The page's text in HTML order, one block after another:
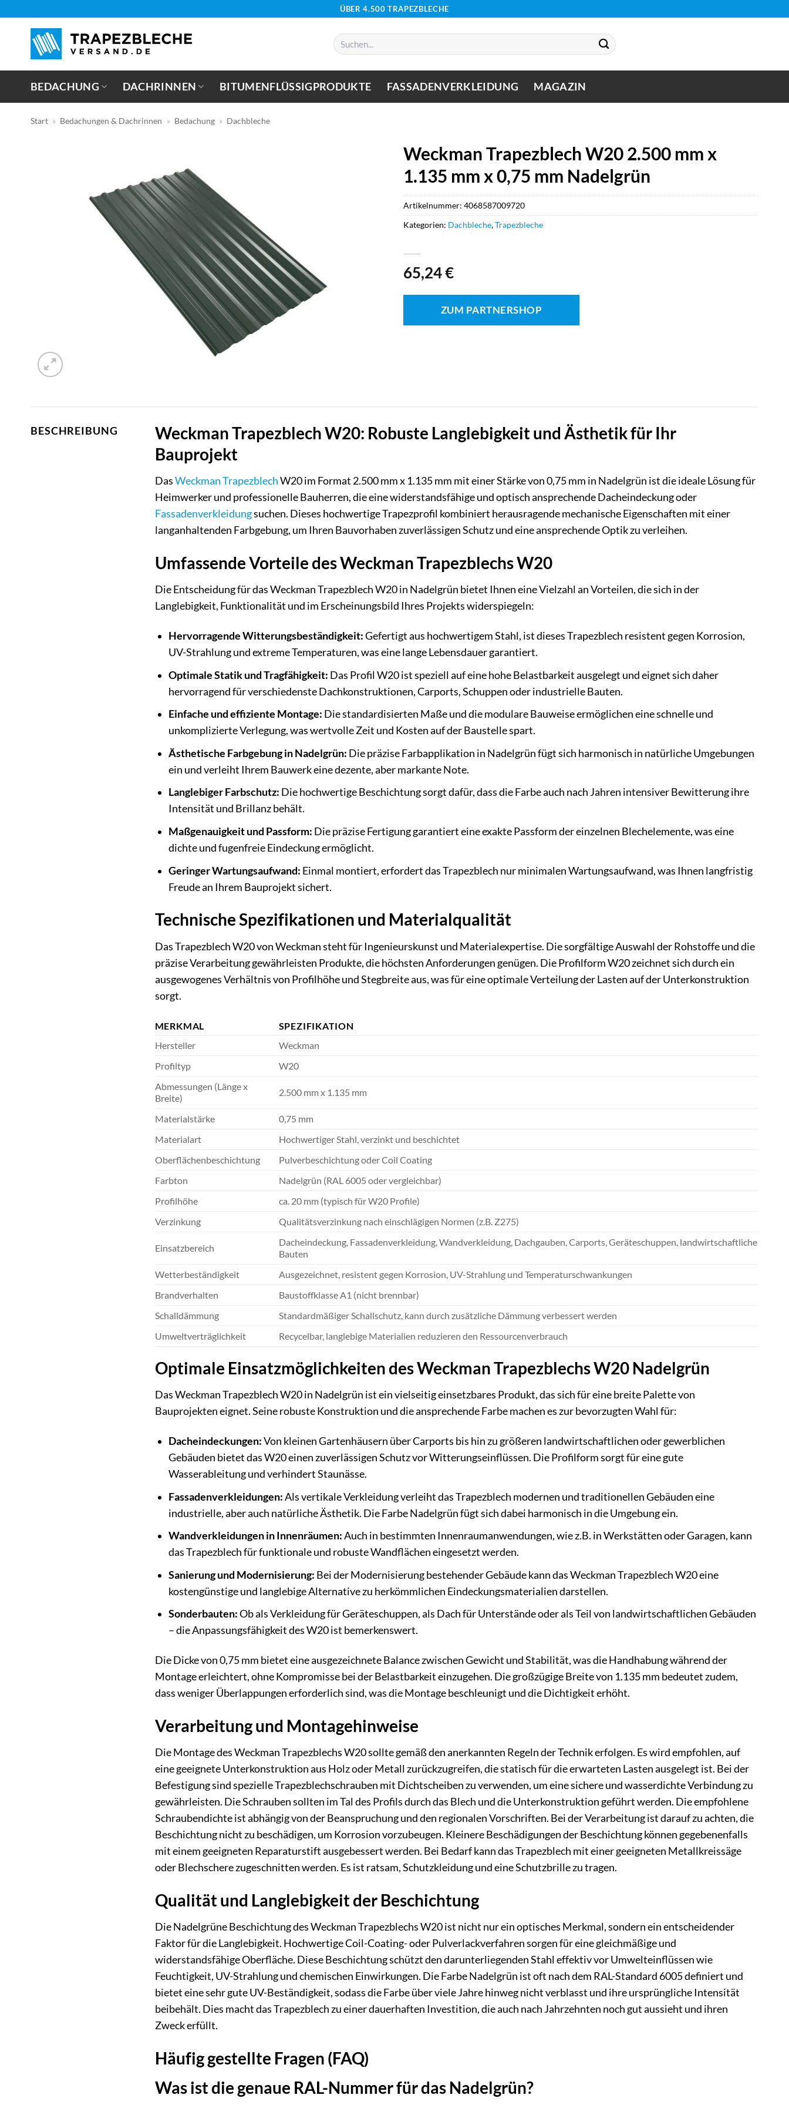
springen
ÜBER 4.500 TRAPEZBLECHE
Suchen
nach:
BEDACHUNG DACHRINNEN BITUMENFLÜSSIGPRODUKTE FASSADENVERKLEIDUNG MAGAZIN
Start » Bedachungen & Dachrinnen » Bedachung » Dachbleche
Weckman Trapezblech W20 2.500 mm x
1.135 mm x 0,75 mm Nadelgrün
65,24€
ZUM PARTNERSHOP
Artikelnummer: 4068587009720
Kategorien: Dachbleche,Trapezbleche
BESCHREIBUNG
Weckman Trapezblech W20: Robuste Langlebigkeit und Ästhetik für Ihr
Bauprojekt
DasWeckmanTrapezblechW20 im Format 2.500 mm x 1.135 mm mit einer Stärke von 0,75 mm in Nadelgrün ist die ideale Lösung für
Heimwerker und professionelle Bauherren, die eine widerstandsfähige und optisch ansprechende Dacheindeckung oder
Fassadenverkleidungsuchen. Dieses hochwertige Trapezprofil kombiniert herausragende mechanische Eigenschaften mit einer
langanhaltenden Farbgebung, um Ihren Bauvorhaben zuverlässigen Schutz und eine ansprechende Optik zu verleihen.
Umfassende Vorteile des Weckman Trapezblechs W20
Die Entscheidung für das Weckman Trapezblech W20 in Nadelgrün bietet Ihnen eine Vielzahl an Vorteilen, die sich in der
Langlebigkeit, Funktionalität und im Erscheinungsbild Ihres Projekts widerspiegeln:
Hervorragende Witterungsbeständigkeit:Gefertigt aus hochwertigem Stahl, ist dieses Trapezblech resistent gegen Korrosion,
UV-Strahlung und extreme Temperaturen, was eine lange Lebensdauer garantiert.
Optimale Statik und Tragfähigkeit: Das Profil W20 ist speziell auf eine hohe Belastbarkeit ausgelegt und eignet sich daher
hervorragend für verschiedenste Dachkonstruktionen, Carports, Schuppen oder industrielle Bauten.
Einfache und effiziente Montage: Die standardisierten Maße und die modulare Bauweise ermöglichen eine schnelle und
unkomplizierte Verlegung, was wertvolle Zeit und Kosten auf der Baustelle spart.
Ästhetische Farbgebung in Nadelgrün: Die präzise Farbapplikation in Nadelgrün fügt sich harmonisch in natürliche Umgebungen
ein und verleiht Ihrem Bauwerk eine dezente, aber markante Note.
Langlebiger Farbschutz: Die hochwertige Beschichtung sorgt dafür, dass die Farbe auch nach Jahren intensiver Bewitterung ihre
Intensität und Brillanz behält.
Maßgenauigkeit und Passform: Die präzise Fertigung garantiert eine exakte Passform der einzelnen Blechelemente, was eine
dichte und fugenfreie Eindeckung ermöglicht.
Geringer Wartungsaufwand: Einmal montiert, erfordert das Trapezblech nur minimalen Wartungsaufwand, was Ihnen langfristig
Freude an Ihrem Bauprojekt sichert.
Technische Spezifikationen und Materialqualität
Das Trapezblech W20 von Weckman steht für Ingenieurskunst und Materialexpertise. Die sorgfältige Auswahl der Rohstoffe und die
präzise Verarbeitung gewährleisten Produkte, die höchsten Anforderungen genügen. Die Profilform W20 zeichnet sich durch ein
ausgewogenes Verhältnis von Profilhöhe und Stegbreite aus, was für eine optimale Verteilung der Lasten auf der Unterkonstruktion
sorgt.
MERKMAL
SPEZIFIKATION
Hersteller
Weckman
Profiltyp
W20
Abmessungen (Länge x
Breite)
2.500 mm x 1.135 mm
Materialstärke
0,75 mm
Materialart
Hochwertiger Stahl, verzinkt und beschichtet
Oberflächenbeschichtung
Pulverbeschichtung oder Coil Coating
Farbton
Nadelgrün (RAL 6005 oder vergleichbar)
Profilhöhe
ca. 20 mm (typisch für W20 Profile)
Verzinkung
Qualitätsverzinkung nach einschlägigen Normen (z.B. Z275)
Einsatzbereich
Dacheindeckung, Fassadenverkleidung, Wandverkleidung, Dachgauben, Carports, Geräteschuppen, landwirtschaftliche
Bauten
Wetterbeständigkeit
Ausgezeichnet, resistent gegen Korrosion, UV-Strahlung und Temperaturschwankungen
Brandverhalten
Baustoffklasse A1 (nicht brennbar)
Schalldämmung
Standardmäßiger Schallschutz, kann durch zusätzliche Dämmung verbessert werden
Umweltverträglichkeit
Recycelbar, langlebige Materialien reduzieren den Ressourcenverbrauch
Optimale Einsatzmöglichkeiten des Weckman Trapezblechs W20 Nadelgrün
Das Weckman Trapezblech W20 in Nadelgrün ist ein vielseitig einsetzbares Produkt, das sich für eine breite Palette von
Bauprojekten eignet. Seine robuste Konstruktion und die ansprechende Farbe machen es zur bevorzugten Wahl für:
Dacheindeckungen:Von kleinen Gartenhäusern über Carports bis hin zu größeren landwirtschaftlichen oder gewerblichen
Gebäuden bietet das W20 einen zuverlässigen Schutz vor Witterungseinflüssen. Die Profilform sorgt für eine gute
Wasserableitung und verhindert Staunässe.
Fassadenverkleidungen:Als vertikale Verkleidung verleiht das Trapezblech modernen und traditionellen Gebäuden eine
industrielle, aber auch natürliche Ästhetik. Die Farbe Nadelgrün fügt sich dabei harmonisch in die Umgebung ein.
Wandverkleidungen in Innenräumen:Auch in bestimmten Innenraumanwendungen, wie z.B. in Werkstätten oder Garagen, kann
das Trapezblech für funktionale und robuste Wandflächen eingesetzt werden.
Sanierung und Modernisierung: Bei der Modernisierung bestehender Gebäude kann das Weckman Trapezblech W20 eine
kostengünstige und langlebige Alternative zu herkömmlichen Eindeckungsmaterialien darstellen.
Sonderbauten:Ob als Verkleidung für Geräteschuppen, als Dach für Unterstände oder als Teil von landwirtschaftlichen Gebäuden
– die Anpassungsfähigkeit des W20 ist bemerkenswert.
Die Dicke von 0,75 mm bietet eine ausgezeichnete Balance zwischen Gewicht und Stabilität, was die Handhabung während der
Montage erleichtert, ohne Kompromisse bei der Belastbarkeit einzugehen. Die großzügige Breite von 1.135 mm bedeutet zudem,
dass weniger Überlappungen erforderlich sind, was die Montage beschleunigt und die Dichtigkeit erhöht.
Verarbeitung und Montagehinweise
Die Montage des Weckman Trapezblechs W20 sollte gemäß den anerkannten Regeln der Technik erfolgen. Es wird empfohlen, auf
eine geeignete Unterkonstruktion aus Holz oder Metall zurückzugreifen, die statisch für die erwarteten Lasten ausgelegt ist. Bei der
Befestigung sind spezielle Trapezblechschrauben mit Dichtscheiben zu verwenden, um eine sichere und wasserdichte Verbindung zu
gewährleisten. Die Schrauben sollten im Tal des Profils durch das Blech und die Unterkonstruktion geführt werden. Die empfohlene
Schraubendichte ist abhängig von der Beanspruchung und den regionalen Vorschriften. Bei der Verarbeitung ist darauf zu achten, die
Beschichtung nicht zu beschädigen, um Korrosion vorzubeugen. Kleinere Beschädigungen der Beschichtung können gegebenenfalls
mit einem geeigneten Reparaturstift ausgebessert werden. Bei Bedarf kann das Trapezblech mit einer geeigneten Metallkreissäge
oder Blechschere zugeschnitten werden. Es ist ratsam, Schutzkleidung und eine Schutzbrille zu tragen.
Qualität und Langlebigkeit der Beschichtung
Die Nadelgrüne Beschichtung des Weckman Trapezblechs W20 ist nicht nur ein optisches Merkmal, sondern ein entscheidender
Faktor für die Langlebigkeit. Hochwertige Coil-Coating- oder Pulverlackverfahren sorgen für eine gleichmäßige und
widerstandsfähige Oberfläche. Diese Beschichtung schützt den darunterliegenden Stahl effektiv vor Umwelteinflüssen wie
Feuchtigkeit, UV-Strahlung und chemischen Einwirkungen. Die Farbe Nadelgrün ist oft nach dem RAL-Standard 6005 definiert und
bietet eine sehr gute UV-Beständigkeit, sodass die Farbe über viele Jahre hinweg nicht verblasst und ihre ursprüngliche Intensität
beibehält. Dies macht das Trapezblech zu einer dauerhaften Investition, die auch nach Jahrzehnten noch gut aussieht und ihren
Zweck erfüllt.
Häufig gestellte Fragen (FAQ)
Was ist die genaue RAL-Nummer für das Nadelgrün?